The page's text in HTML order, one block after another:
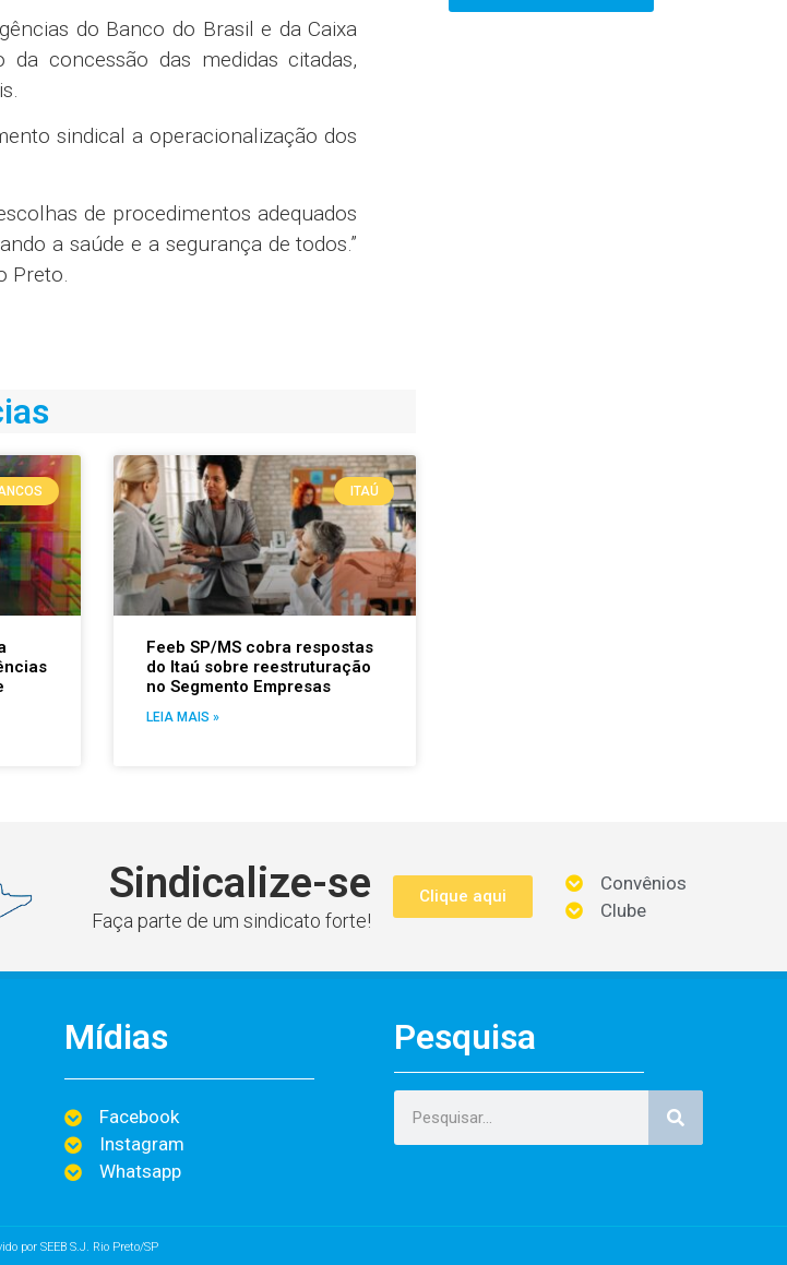
do Banco do Brasil e da Caixa
concessão das medidas citadas,
sindical a operacionalização dos
de procedimentos adequados
a saúde e a segurança de todos.”
Preto.
ITAÚ
Feeb SP/MS cobra respostas
do Itaú sobre reestruturação
no Segmento Empresas
LEIA MAIS »
Sindicalize-se
Faça parte de um sindicato forte!
Clique aqui
Convênios
Clube
Mídias
Facebook
Instagram
Whatsapp
Pesquisa
por SEEB S.J. Rio Preto/SP